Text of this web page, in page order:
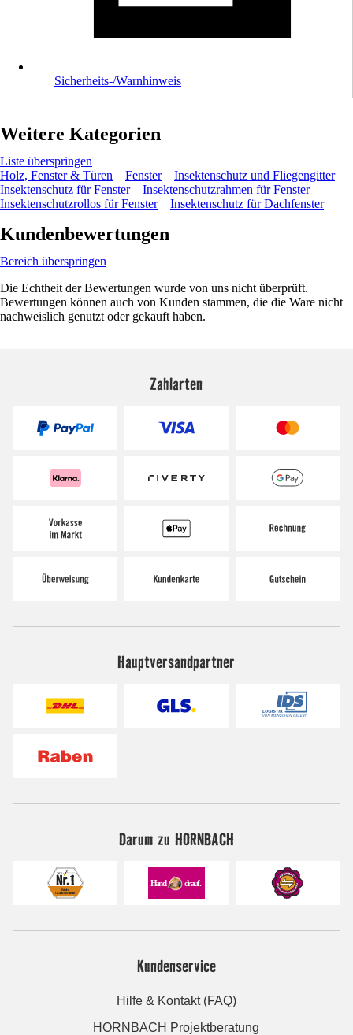
Sicherheits-/Warnhinweis
Weitere Kategorien
Liste überspringen
Holz, Fenster & Türen
Fenster
Insektenschutz und Fliegengitter
Insektenschutz für Fenster
Insektenschutzrahmen für Fenster
Insektenschutzrollos für Fenster
Insektenschutz für Dachfenster
Kundenbewertungen
Bereich überspringen
Die Echtheit der Bewertungen wurde von uns nicht überprüft.
Bewertungen können auch von Kunden stammen, die die Ware nicht
nachweislich genutzt oder gekauft haben.
Zahlarten
Hauptversandpartner
Darum zu HORNBACH
Kundenservice
Hilfe & Kontakt (FAQ)
HORNBACH Projektberatung